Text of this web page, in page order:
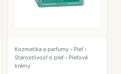
Kozmetika a parfumy › Pleť ›
Starostlivosť o pleť › Pleťové
krémy